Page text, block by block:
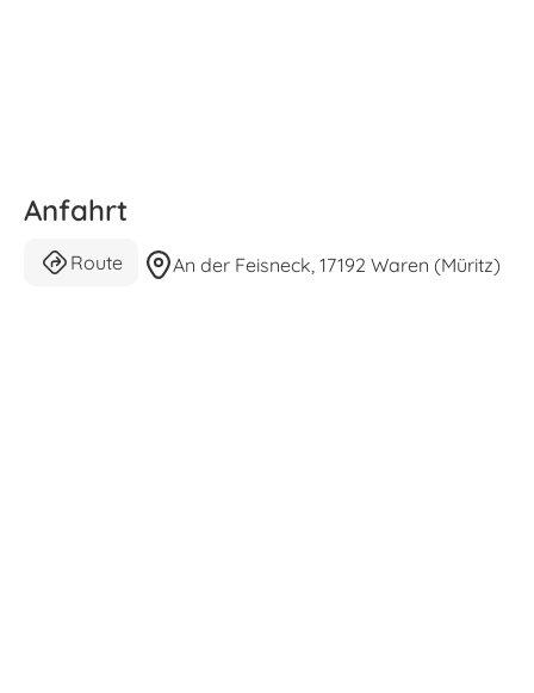
Anfahrt
Route An der Feisneck, 17192 Waren (Müritz)